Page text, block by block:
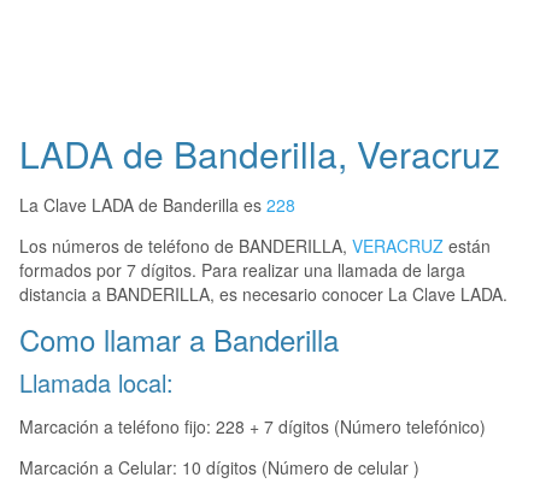
LADA de Banderilla, Veracruz
La Clave LADA de Banderilla es 228
Los números de teléfono de BANDERILLA, VERACRUZ están
formados por 7 dígitos. Para realizar una llamada de larga
distancia a BANDERILLA, es necesario conocer La Clave LADA.
Como llamar a Banderilla
Llamada local:
Marcación a teléfono fijo: 228 + 7 dígitos (Número telefónico)
Marcación a Celular: 10 dígitos (Número de celular )